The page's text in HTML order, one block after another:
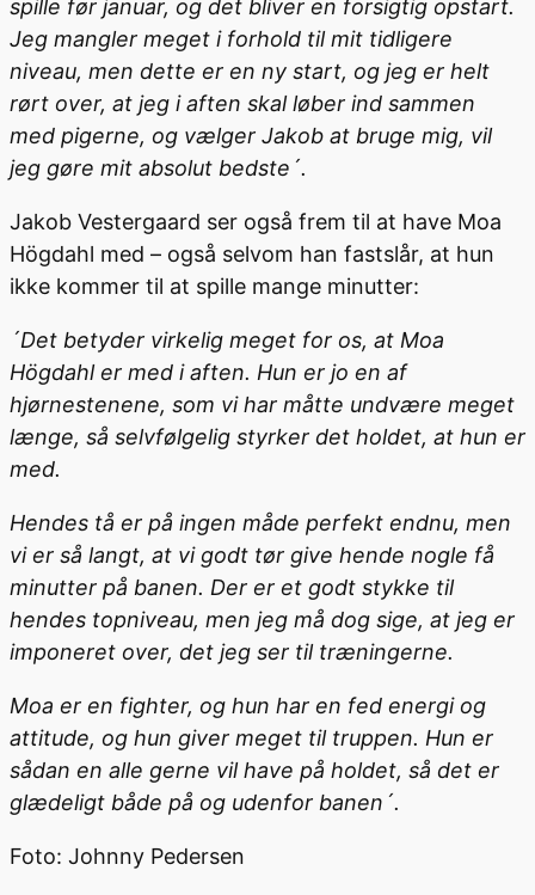
spille før januar, og det bliver en forsigtig opstart.
Jeg mangler meget i forhold til mit tidligere
niveau, men dette er en ny start, og jeg er helt
rørt over, at jeg i aften skal løber ind sammen
med pigerne, og vælger Jakob at bruge mig, vil
jeg gøre mit absolut bedste´.
Jakob Vestergaard ser også frem til at have Moa
Högdahl med – også selvom han fastslår, at hun
ikke kommer til at spille mange minutter:
´Det betyder virkelig meget for os, at Moa
Högdahl er med i aften. Hun er jo en af
hjørnestenene, som vi har måtte undvære meget
længe, så selvfølgelig styrker det holdet, at hun er
med.
Hendes tå er på ingen måde perfekt endnu, men
vi er så langt, at vi godt tør give hende nogle få
minutter på banen. Der er et godt stykke til
hendes topniveau, men jeg må dog sige, at jeg er
imponeret over, det jeg ser til træningerne.
Moa er en fighter, og hun har en fed energi og
attitude, og hun giver meget til truppen. Hun er
sådan en alle gerne vil have på holdet, så det er
glædeligt både på og udenfor banen´.
Foto: Johnny Pedersen